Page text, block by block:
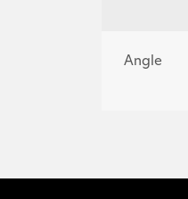
Angle